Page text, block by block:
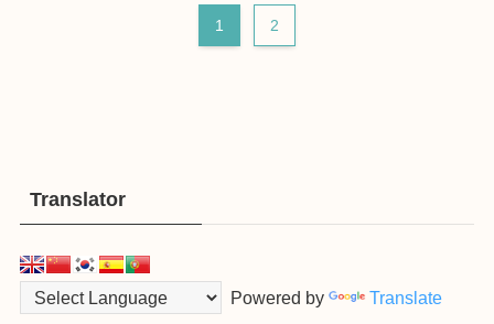
1 2
Translator
Powered by Translate